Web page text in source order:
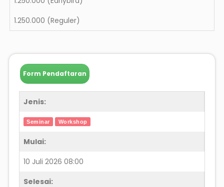
1.250.000 (Reguler)
Form Pendaftaran
Jenis:
Seminar Workshop
Mulai:
10 Juli 2026 08:00
Selesai: